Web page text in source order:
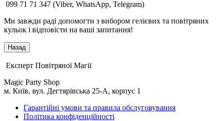
099 71 71 347 (Viber, WhatsApp, Telegram)
Ми завжди раді допомогти з вибором гелієвих та повітряних
кульок і відповісти на ваші запитання!
Експерт Повітряної Магії
Magic Party Shop
м. Київ, вул. Дегтярівська 25-А, корпус 1
Гарантійні умови та правила обслуговування
Політика конфіденційності